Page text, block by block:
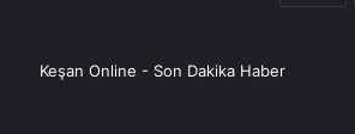
Keşan Online - Son Dakika Haber